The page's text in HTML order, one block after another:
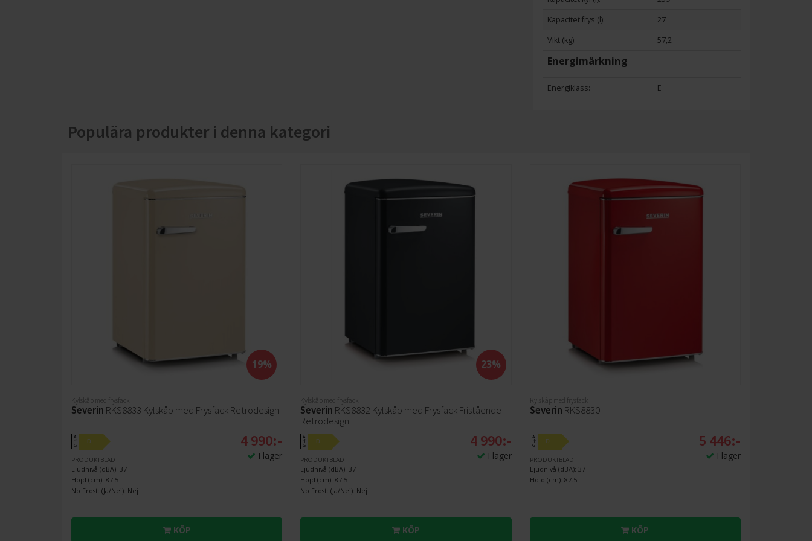
Kapacitet frys (l):
27
Vikt (kg):
57,2
Energimärkning
Energiklass: E
Populära produkter i denna kategori
19%
Kylskåp med frysfack
Severin RKS8833 Kylskåp med Frysfack Retrodesign
A
↑
G
D
PRODUKTBLAD
Ljudnivå (dBA): 37
Höjd (cm): 87.5
No Frost: (Ja/Nej): Nej
4 990:-
I lager
KÖP
23%
Kylskåp med frysfack
Severin RKS8832 Kylskåp med Frysfack Fristående
Retrodesign
A
↑
G
D
PRODUKTBLAD
Ljudnivå (dBA): 37
Höjd (cm): 87.5
No Frost: (Ja/Nej): Nej
4 990:-
I lager
KÖP
Kylskåp med frysfack
Severin RKS8830
A
↑
G
D
PRODUKTBLAD
Ljudnivå (dBA): 37
Höjd (cm): 87.5
5 446:-
I lager
KÖP